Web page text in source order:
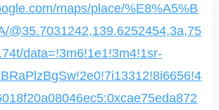
maps/place/%E8%A5%B
@35.7031242,139.6252454,3a,75
data=!3m6!1e1!3m4!1sr-